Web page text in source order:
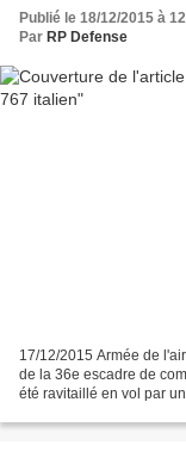
Publié le 18/12/2015 à
Par RP Defense
17/12/2015 Armée de
de la 36e escadre de
été ravitaillé en vol par